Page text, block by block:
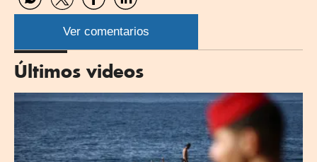
Compartir
por
WhatsApp
Compartir
por
Twitter
Compartir
por
Facebook
Compartir
por
Linkedin
Ver comentarios
Últimos videos